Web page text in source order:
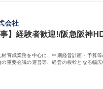
休日130日
に対応できる方、約束を守り正確
高度なPCスキルや関数知識は一切
いるため、安心してお仕事をスター
会社
事】経験者歓迎!/阪急阪神
育成業務を中心に、中期経営計画・予算
重要会議の運営等、経営の根幹となる幅広